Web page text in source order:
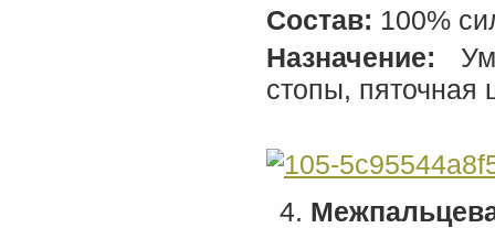
Состав: 100%
Назначение:
стопы,